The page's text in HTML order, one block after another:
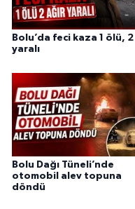
Bolu’da feci kaza 1 ölü, 2
yaralı
Bolu Dağı Tüneli’nde
otomobil alev topuna
döndü